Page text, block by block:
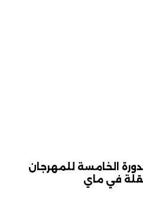
الخامسة للمهرجان
في ماي